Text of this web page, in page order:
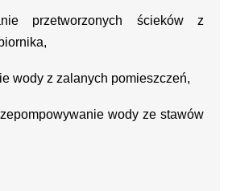
przetworzonych ścieków z
wody z zalanych pomieszczeń,
wody ze stawów